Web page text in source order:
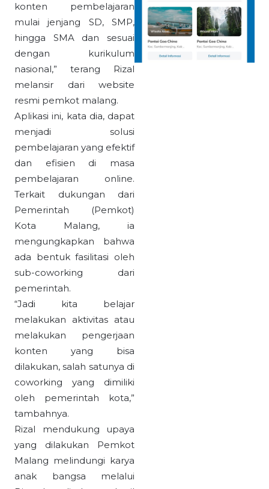
konten pembelajaran
mulai jenjang SD, SMP,
hingga SMA dan sesuai
dengan kurikulum
nasional,” terang Rizal
melansir dari website
resmi pemkot malang.
Aplikasi ini, kata dia, dapat
menjadi solusi
pembelajaran yang efektif
dan efisien di masa
pembelajaran online.
Terkait dukungan dari
Pemerintah (Pemkot)
Kota Malang, ia
mengungkapkan bahwa
ada bentuk fasilitasi oleh
sub-coworking dari
pemerintah.
“Jadi kita belajar
melakukan aktivitas atau
melakukan pengerjaan
konten yang bisa
dilakukan, salah satunya di
coworking yang dimiliki
oleh pemerintah kota,”
tambahnya.
Rizal mendukung upaya
yang dilakukan Pemkot
Malang melindungi karya
anak bangsa melalui